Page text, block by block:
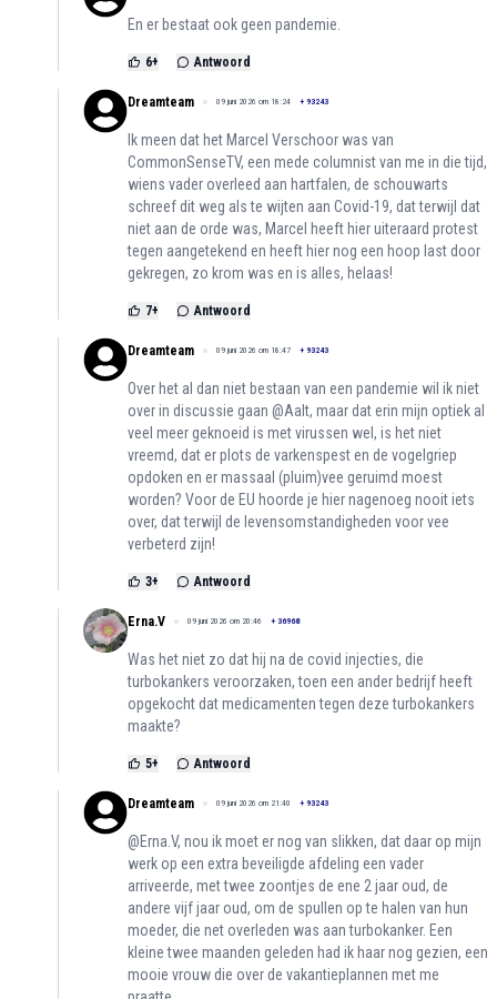
En er bestaat ook geen pandemie.
6+ Antwoord
Dreamteam 09 juni 2026 om 18:24 + 93243
Ik meen dat het Marcel Verschoor was van
CommonSenseTV, een mede columnist van me in die tijd,
wiens vader overleed aan hartfalen, de schouwarts
schreef dit weg als te wijten aan Covid-19, dat terwijl dat
niet aan de orde was, Marcel heeft hier uiteraard protest
tegen aangetekend en heeft hier nog een hoop last door
gekregen, zo krom was en is alles, helaas!
7+ Antwoord
Dreamteam 09 juni 2026 om 18:47 + 93243
Over het al dan niet bestaan van een pandemie wil ik niet
over in discussie gaan @Aalt, maar dat erin mijn optiek al
veel meer geknoeid is met virussen wel, is het niet
vreemd, dat er plots de varkenspest en de vogelgriep
opdoken en er massaal (pluim)vee geruimd moest
worden? Voor de EU hoorde je hier nagenoeg nooit iets
over, dat terwijl de levensomstandigheden voor vee
verbeterd zijn!
3+ Antwoord
Erna.V 09 juni 2026 om 20:46 + 36968
Was het niet zo dat hij na de covid injecties, die
turbokankers veroorzaken, toen een ander bedrijf heeft
opgekocht dat medicamenten tegen deze turbokankers
maakte?
5+ Antwoord
Dreamteam 09 juni 2026 om 21:40 + 93243
@Erna.V, nou ik moet er nog van slikken, dat daar op mijn
werk op een extra beveiligde afdeling een vader
arriveerde, met twee zoontjes de ene 2 jaar oud, de
andere vijf jaar oud, om de spullen op te halen van hun
moeder, die net overleden was aan turbokanker. Een
kleine twee maanden geleden had ik haar nog gezien, een
mooie vrouw die over de vakantieplannen met me